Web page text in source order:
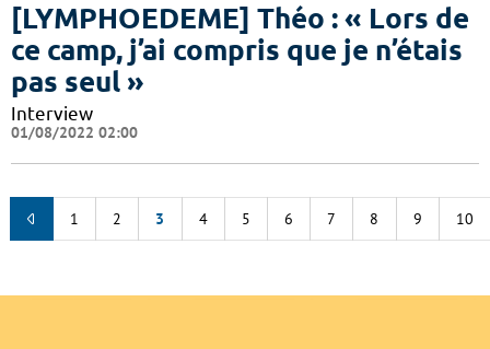
[LYMPHOEDEME] Théo : « Lors de
ce camp, j’ai compris que je n’étais
pas seul »
Interview
01/08/2022 02:00
1 2 3 4 5 6 7 8 9 10